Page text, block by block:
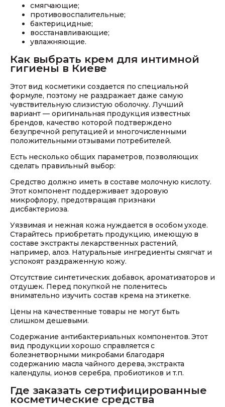
смягчающие;
противовоспалительные;
бактерицидные;
восстанавливающие;
увлажняющие.
Как выбрать крем для интимной
гигиены в Киеве
Этот вид косметики создается по специальной
формуле, поэтому не раздражает даже самую
чувствительную слизистую оболочку. Лучший
вариант — оригинальная продукция известных
брендов, качество которой подтверждено
безупречной репутацией и многочисленными
положительными отзывами потребителей.
Есть несколько общих параметров, позволяющих
сделать правильный выбор:
Средство должно иметь в составе молочную кислоту.
Этот компонент поддерживает здоровую
микрофлору, предотвращая признаки
дисбактериоза.
Уязвимая и нежная кожа нуждается в особом уходе.
Старайтесь приобретать продукцию, имеющую в
составе экстракты лекарственных растений,
например, алоэ. Натуральные ингредиенты смягчат и
успокоят раздраженную кожу.
Отсутствие синтетических добавок, ароматизаторов и
отдушек. Перед покупкой не поленитесь
внимательно изучить состав крема на этикетке.
Цены на качественные товары не могут быть
слишком дешевыми.
Содержание антибактериальных компонентов. Этот
вид продукции хорошо справляется с
болезнетворными микробами благодаря
содержанию масла чайного дерева, экстракта
календулы, ионов серебра, пробиотиков и т.п.
Где заказать сертифицированные
косметические средства